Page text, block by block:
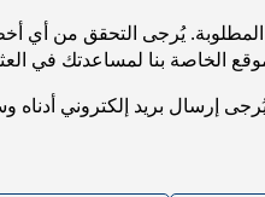
يُرجى التحقق من أي
إرسال بريد إلكتروني أدناه